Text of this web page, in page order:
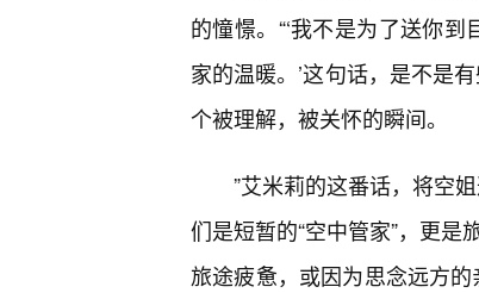
的憧憬。“‘我不是为了送你
家的温暖。’这句话，是不是
个被理解，被关怀的瞬间。
”艾米莉的这番话，将空
们是短暂的“空中管家”，更是
旅途疲惫，或因为思念远方